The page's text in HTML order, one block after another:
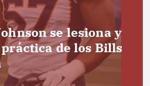
se lesiona y
de los Bills